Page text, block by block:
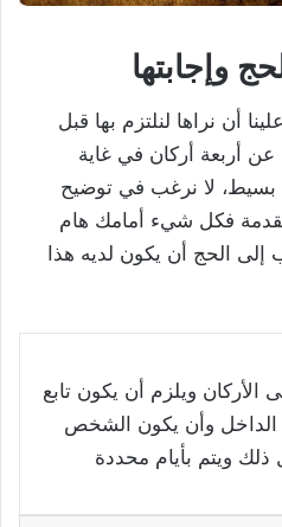
وإجابتها
أن نراها لنلتزم بها قبل
عن أربعة أركان في غاية
بسيط، لا نرغب في توضيح
فكل شيء أمامك هام
الحج أن يكون لديه هذا
الأركان ويلزم أن يكون تابع
وأن يكون الشخص
ويتم بأيام محددة